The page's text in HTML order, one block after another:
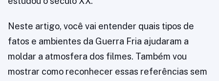
Neste artigo, você vai entender quais tipos de
fatos e ambientes da Guerra Fria ajudaram a
moldar a atmosfera dos filmes. Também vou
mostrar como reconhecer essas referências sem